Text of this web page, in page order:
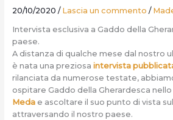
20/10/2020 / Lascia un commento /
Intervista esclusiva a Gaddo della
paese.
A distanza di qualche mese dal nostro
è nata una preziosa intervista
rilanciata da numerose testate,
ospitare Gaddo della Gherardesca nello
Medae ascoltare il suo punto di vista
attraversando il nostro paese.